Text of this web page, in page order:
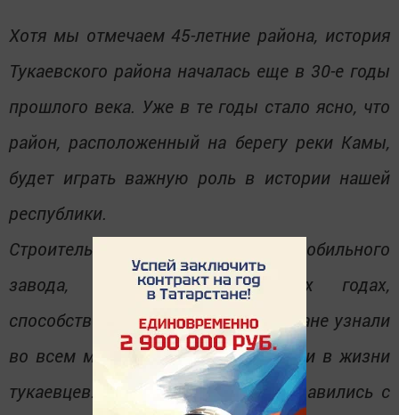
Хотя мы отмечаем 45-летние района, история
Тукаевского района началась еще в 30-е годы
прошлого века. Уже в те годы стало ясно, что
район, расположенный на берегу реки Камы,
будет играть важную роль в истории нашей
республики.
Строительство Камского автомобильного
завода, начавшееся в 1970-х годах,
способствовало тому, что о Татарстане узнали
во всем мире. Многое изменилось и в жизни
тукаевцев. Но они не подвели, справились с